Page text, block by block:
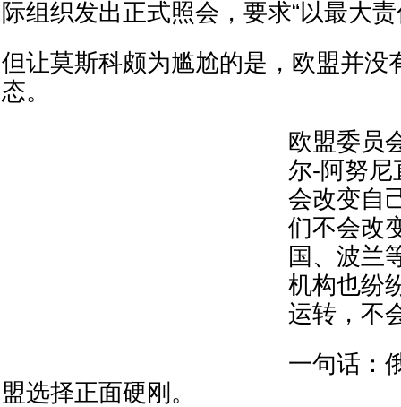
际组织发出正式照会，要求“以最大
但让莫斯科颇为尴尬的是，欧盟并没
态。
欧盟委员
尔-阿努尼
会改变自
们不会改
国、波兰
机构也纷
运转，不
一句话：
盟选择正面硬刚。